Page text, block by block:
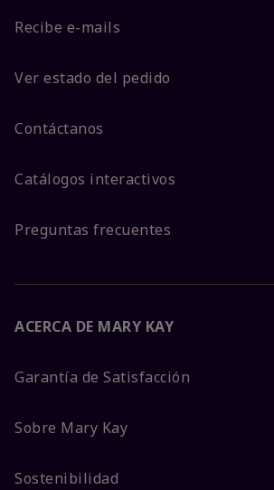
Recibe e-mails
Ver estado del pedido
Contáctanos
Catálogos interactivos
Preguntas frecuentes
ACERCA DE MARY KAY
Garantía de Satisfacción
Sobre Mary Kay
Sostenibilidad